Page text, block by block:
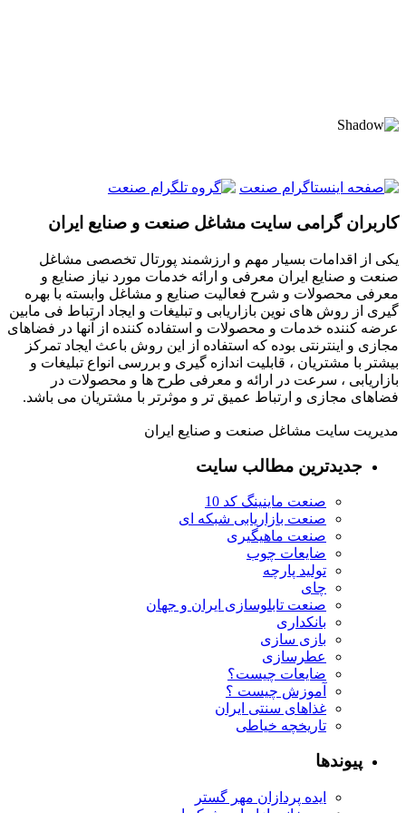
کاربران گرامی سایت مشاغل صنعت و صنایع ایران
یکی از اقدامات بسیار مهم و ارزشمند پورتال تخصصی مشاغل
صنعت و صنایع ایران معرفی و ارائه خدمات مورد نیاز صنایع و
معرفی محصولات و شرح فعالیت صنایع و مشاغل وابسته با بهره
گیری از روش های نوین بازاریابی و تبلیغات و ایجاد ارتباط فی مابین
عرضه کننده خدمات و محصولات و استفاده کننده از آنها در فضاهای
مجازی و اینترنتی بوده که استفاده از این روش باعث ایجاد تمرکز
بیشتر با مشتریان ، قابلیت اندازه گیری و بررسی انواع تبلیغات و
بازاریابی ، سرعت در ارائه و معرفی طرح ها و محصولات در
فضاهای مجازی و ارتباط عمیق تر و موثرتر با مشتریان می باشد.
مدیریت سایت مشاغل صنعت و صنایع ایران
جدیدترین مطالب سایت
صنعت ماینینگ کد 10
صنعت بازاریابی شبکه ای
صنعت ماهیگیری
ضایعات چوب
تولید پارچه
چای
صنعت تابلوسازی ایران و جهان
بانکداری
بازی سازی
عطرسازی
ضایعات چیست؟
آموزش چیست ؟
غذاهای سنتی ایران
تاریخچه خیاطی
پیوندها
ایده پردازان مهر گستر